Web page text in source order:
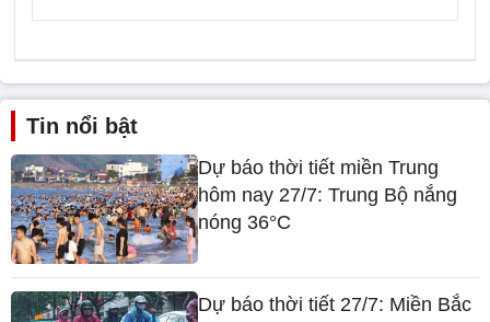
Tin nổi bật
Dự báo thời tiết miền Trung
hôm nay 27/7: Trung Bộ nắng
nóng 36°C
Dự báo thời tiết 27/7: Miền Bắc